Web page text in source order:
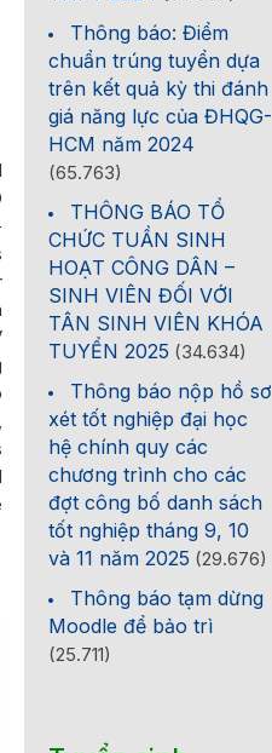
Thông báo: Điểm
chuẩn trúng tuyển dựa
trên kết quả kỳ thi đánh
giá năng lực của ĐHQG-
HCM năm 2024
(65.763)
THÔNG BÁO TỔ
CHỨC TUẦN SINH
HOẠT CÔNG DÂN –
SINH VIÊN ĐỐI VỚI
TÂN SINH VIÊN KHÓA
TUYỂN 2025 (34.634)
Thông báo nộp hồ sơ
xét tốt nghiệp đại học
hệ chính quy các
chương trình cho các
đợt công bố danh sách
tốt nghiệp tháng 9, 10
và 11 năm 2025 (29.676)
Thông báo tạm dừng
Moodle để bảo trì
(25.711)